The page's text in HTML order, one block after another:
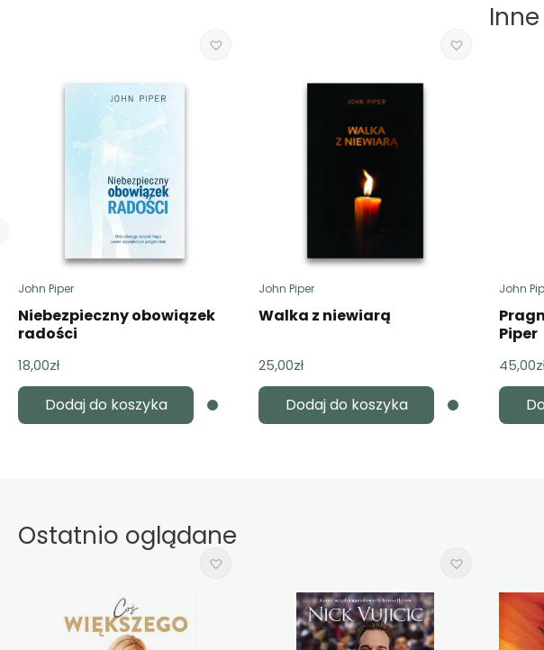
John Piper
Niebezpieczny obowiązek
radości
18,00zł
Dodaj do koszyka
John Piper
Walka z niewiarą
25,00zł
Dodaj do koszyka
John
Piper
45,00
Ostatnio oglądane